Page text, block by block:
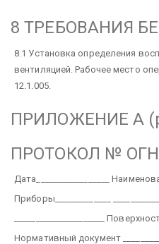
8 ТРЕБОВАНИЯ
8.1 Установка определения
вентиляцией. Рабочее место
12.1.005.
ПРИЛОЖЕНИЕ А
ПРОТОКОЛ №
Дата_________________
Приборы_____________
_____________________
Нормативный документ